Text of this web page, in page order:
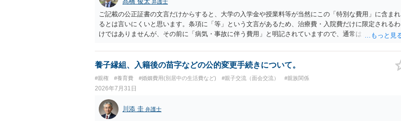
弁護士
ご記載の公正証書の文言だけからすると、大学の入学金や授業料等が当然にこの「特別な費用」に含まれ
るとは言いにくいと思います。条項に「等」という文言があるため、治療費・入院費だけに限定されるわ
けではありませんが、その前に「病気・事故に伴う費用」と明記されていますので、通常は、病気や事故
す。したがって、大学の入学金、授業料、受験費用などの教育費についてまで、「この条項があるから当
然に半額を請求できる」とまでは言いにくいと思われます。なお、通常、大学進学費用をどこまで負担す
歴・収入・資産状況、進学先や費用などを踏まえて個別に検討することになります。公正証書の他の条項
において、養育費の終期についてどのように定められているか、大学進学に関する定めの有無、「教育
費」「進学費用」に関する定めの有無等について確認する必要があると考えられます。
養子縁組、入籍後の苗字などの公的変更手続きについて。
#親権 #養育費 #婚姻費用(別居中の生活費など) #親子交流（面会交流） #親族関係
2026年7月31日
川添 圭 弁護士